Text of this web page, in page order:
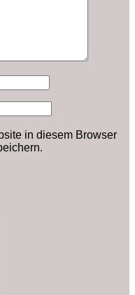
in diesem Browser